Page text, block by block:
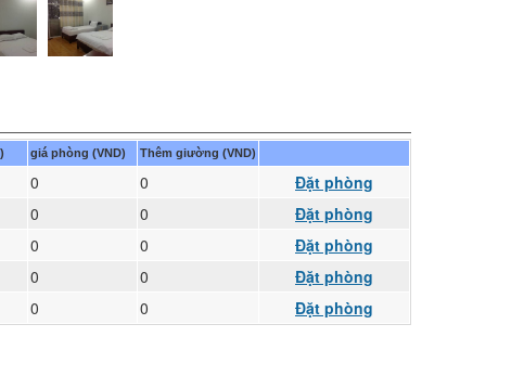
giá phòng (VND) Thêm giường (VND)
0 0
Đặt phòng
0 0
Đặt phòng
0 0
Đặt phòng
0 0
Đặt phòng
0 0 Đặt phòng